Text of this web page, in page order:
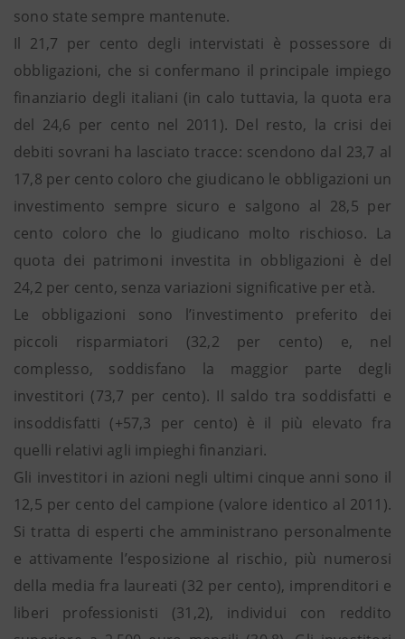
sono state sempre mantenute.
Il 21,7 per cento degli intervistati è possessore di
obbligazioni, che si confermano il principale impiego
finanziario degli italiani (in calo tuttavia, la quota era
del 24,6 per cento nel 2011). Del resto, la crisi dei
debiti sovrani ha lasciato tracce: scendono dal 23,7 al
17,8 per cento coloro che giudicano le obbligazioni un
investimento sempre sicuro e salgono al 28,5 per
cento coloro che lo giudicano molto rischioso. La
quota dei patrimoni investita in obbligazioni è del
24,2 per cento, senza variazioni significative per età.
Le obbligazioni sono l’investimento preferito dei
piccoli risparmiatori (32,2 per cento) e, nel
complesso, soddisfano la maggior parte degli
investitori (73,7 per cento). Il saldo tra soddisfatti e
insoddisfatti (+57,3 per cento) è il più elevato fra
quelli relativi agli impieghi finanziari.
Gli investitori in azioni negli ultimi cinque anni sono il
12,5 per cento del campione (valore identico al 2011).
Si tratta di esperti che amministrano personalmente
e attivamente l’esposizione al rischio, più numerosi
della media fra laureati (32 per cento), imprenditori e
liberi professionisti (31,2), individui con reddito